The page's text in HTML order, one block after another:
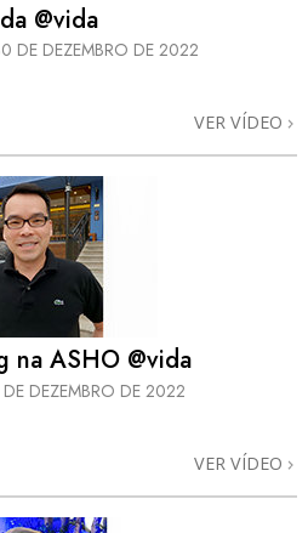
@vida
DE DEZEMBRO DE 2022
VER VÍDEO
na ASHO @vida
DE DEZEMBRO DE 2022
VER VÍDEO